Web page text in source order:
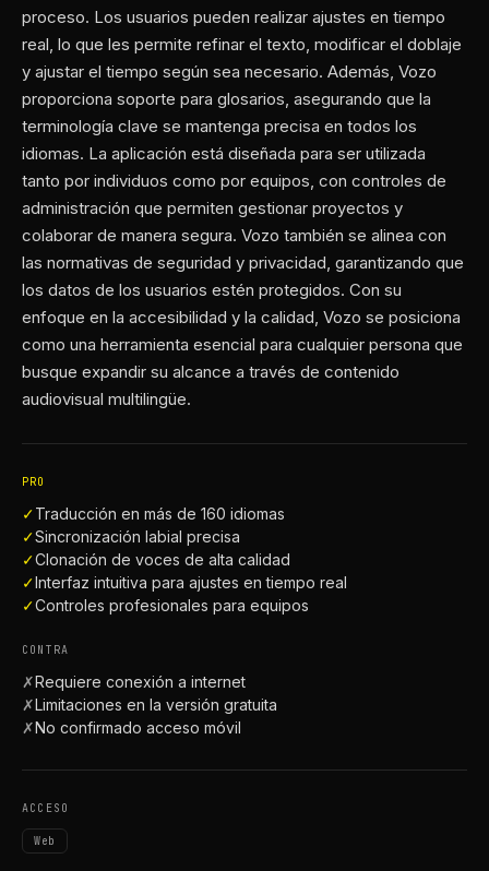
proceso. Los usuarios pueden realizar ajustes en tiempo
real, lo que les permite refinar el texto, modificar el doblaje
y ajustar el tiempo según sea necesario. Además, Vozo
proporciona soporte para glosarios, asegurando que la
terminología clave se mantenga precisa en todos los
idiomas. La aplicación está diseñada para ser utilizada
tanto por individuos como por equipos, con controles de
administración que permiten gestionar proyectos y
colaborar de manera segura. Vozo también se alinea con
las normativas de seguridad y privacidad, garantizando que
los datos de los usuarios estén protegidos. Con su
enfoque en la accesibilidad y la calidad, Vozo se posiciona
como una herramienta esencial para cualquier persona que
busque expandir su alcance a través de contenido
audiovisual multilingüe.
PRO
✓Traducción en más de 160 idiomas
✓Sincronización labial precisa
✓Clonación de voces de alta calidad
✓Interfaz intuitiva para ajustes en tiempo real
✓Controles profesionales para equipos
CONTRA
✗Requiere conexión a internet
✗Limitaciones en la versión gratuita
✗No confirmado acceso móvil
ACCESO
Web